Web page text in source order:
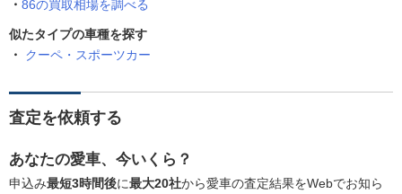
86の買取相場を調べる
似たタイプの車種を探す
クーペ・スポーツカー
査定を依頼する
あなたの愛車、今いくら？
申込み最短3時間後に最大20社から愛車の査定結果をWebでお知ら